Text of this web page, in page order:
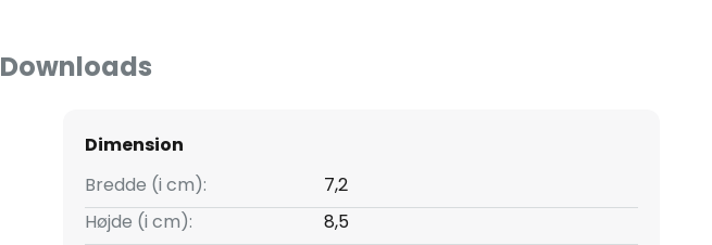
Downloads
Dimension
Bredde (i cm):
7,2
Højde (i cm):
8,5